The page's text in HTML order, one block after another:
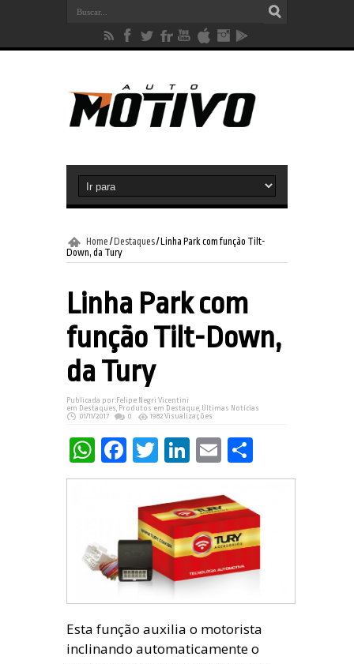
Home / Destaques/ Linha Park com função Tilt-
Down, da Tury
Linha Park com
função Tilt-Down,
da Tury
Publicada por: Felipe Negri Vicentini
em Destaques, Produtos em Destaque, Últimas Notícias
01/11/2017
0 1982 Visualizações
WhatsApp
Facebook
Twitter
LinkedIn
Email
Esta função auxilia o motorista
inclinando automaticamente o